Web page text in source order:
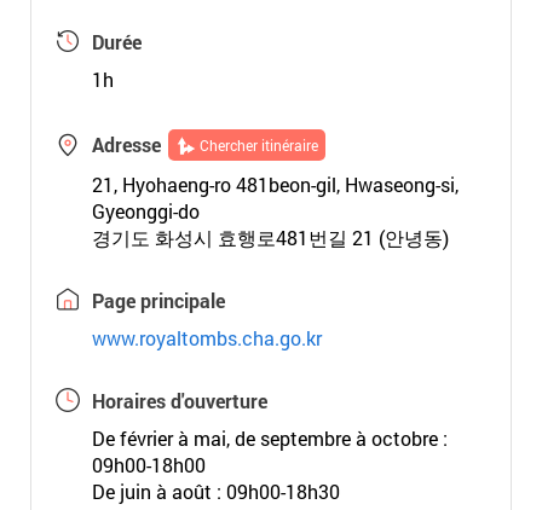
Durée
1h
Adresse Chercher itinéraire
21, Hyohaeng-ro 481beon-gil, Hwaseong-si,
Gyeonggi-do
경기도 화성시 효행로481번길 21 (안녕동)
Page principale
www.royaltombs.cha.go.kr
Horaires d'ouverture
De février à mai, de septembre à octobre :
09h00-18h00
De juin à août : 09h00-18h30